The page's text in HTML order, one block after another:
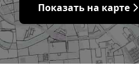
Показать на карте